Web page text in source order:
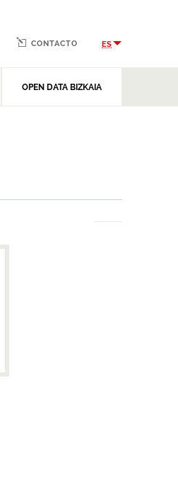
OPEN DATA BIZKAIA
CONTACTO ES